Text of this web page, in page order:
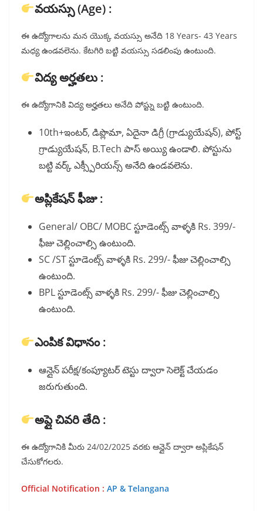
వయస్సు (Age) :
ఈ ఉద్యోగాలను మన యొక్క వయస్సు అనేది 18 Years- 43 Years
మధ్య ఉండవలెను. కేటగిరి బట్టి వయస్సు సడలింపు ఉంటుంది.
విద్య అర్హతలు :
ఈ ఉద్యోగానికి విద్య అర్హతలు అనేది పోస్ట్ను బట్టి ఉంటుంది.
10th+ఇంటర్, డిప్లొమా, ఏదైనా డిగ్రీ (గ్రాడ్యుయేషన్), పోస్ట్
గ్రాడ్యుయేషన్, B.Tech పాస్ అయ్యి ఉండాలి. పోస్టును
బట్టి వర్క్ ఎక్స్పీరియన్స్ అనేది ఉండవలెను.
అప్లికేషన్ ఫీజు :
General/ OBC/ MOBC స్టూడెంట్స్ వాళ్ళకి Rs. 399/-
ఫీజు చెల్లించాల్సి ఉంటుంది.
SC /ST స్టూడెంట్స్ వాళ్ళకి Rs. 299/- ఫీజు చెల్లించాల్సి
ఉంటుంది.
BPL స్టూడెంట్స్ వాళ్ళకి Rs. 299/- ఫీజు చెల్లించాల్సి
ఉంటుంది.
ఎంపిక విధానం :
ఆన్లైన్ పరీక్ష/కంప్యూటర్ టెస్టు ద్వారా సెలెక్ట్ చేయడం
జరుగుతుంది.
అప్లై చివరి తేది :
ఈ ఉద్యోగానికి మీరు 24/02/2025 వరకు ఆన్లైన్ ద్వారా అప్లికేషన్
చేసుకోగలరు.
Official Notification : AP & Telangana